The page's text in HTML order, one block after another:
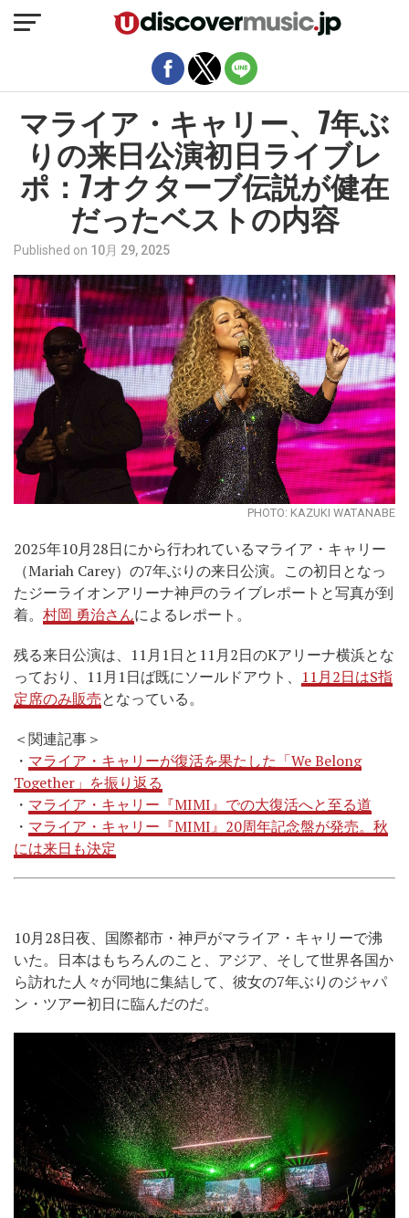
マライア・キャリー、7年ぶ
りの来日公演初日ライブレ
ポ：7オクターブ伝説が健在
だったベストの内容
Published on 10月 29, 2025
PHOTO: KAZUKI WATANABE
2025年10月28日にから行われているマライア・キャリー
（Mariah Carey）の7年ぶりの来日公演。この初日となっ
たジーライオンアリーナ神戸のライブレポートと写真が到
着。 村岡 勇治さんによるレポート。
残る来日公演は、11月1日と11月2日のKアリーナ横浜とな
っており、11月1日ば既にソールドアウト、 11月2日はS指
定席のみ販売となっている。
＜関連記事＞
・ マライア・キャリーが復活を果たした「We Belong
Together」を振り返る
・ マライア・キャリー『MIMI』での大復活へと至る道
・ マライア・キャリー『MIMI』20周年記念盤が発売。秋
には来日も決定
10月28日夜、国際都市・神戸がマライア・キャリーで沸
いた。日本はもちろんのこと、アジア、そして世界各国か
ら訪れた人々が同地に集結して、彼女の7年ぶりのジャパ
ン・ツアー初日に臨んだのだ。
モバイルバージョンを終了